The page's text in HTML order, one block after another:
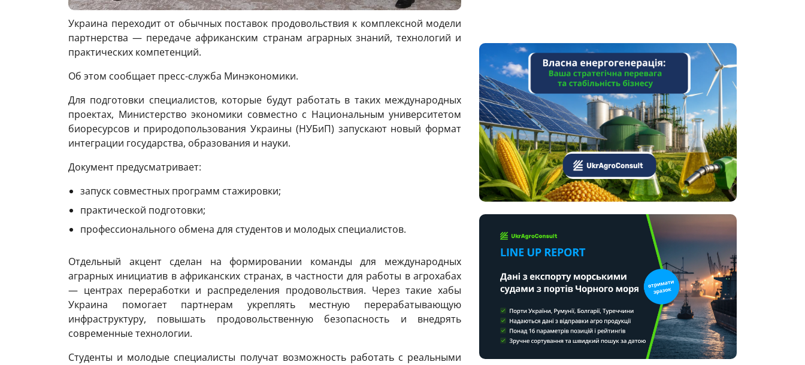
Украина переходит от обычных поставок продовольствия к комплексной модели
партнерства — передаче африканским странам аграрных знаний, технологий и
практических компетенций.
Об этом сообщает пресс-служба Минэкономики.
Для подготовки специалистов, которые будут работать в таких международных
проектах, Министерство экономики совместно с Национальным университетом
биоресурсов и природопользования Украины (НУБиП) запускают новый формат
интеграции государства, образования и науки.
Документ предусматривает:
запуск совместных программ стажировки;
практической подготовки;
профессионального обмена для студентов и молодых специалистов.
Отдельный акцент сделан на формировании команды для международных
аграрных инициатив в африканских странах, в частности для работы в агрохабах
— центрах переработки и распределения продовольствия. Через такие хабы
Украина помогает партнерам укреплять местную перерабатывающую
инфраструктуру, повышать продовольственную безопасность и внедрять
современные технологии.
Студенты и молодые специалисты получат возможность работать с реальными